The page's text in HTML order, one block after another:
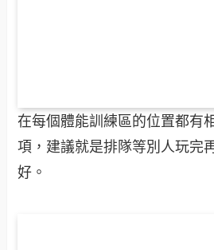
在每個體能訓練區的位置都有
項，建議就是排隊等別人玩完
好。